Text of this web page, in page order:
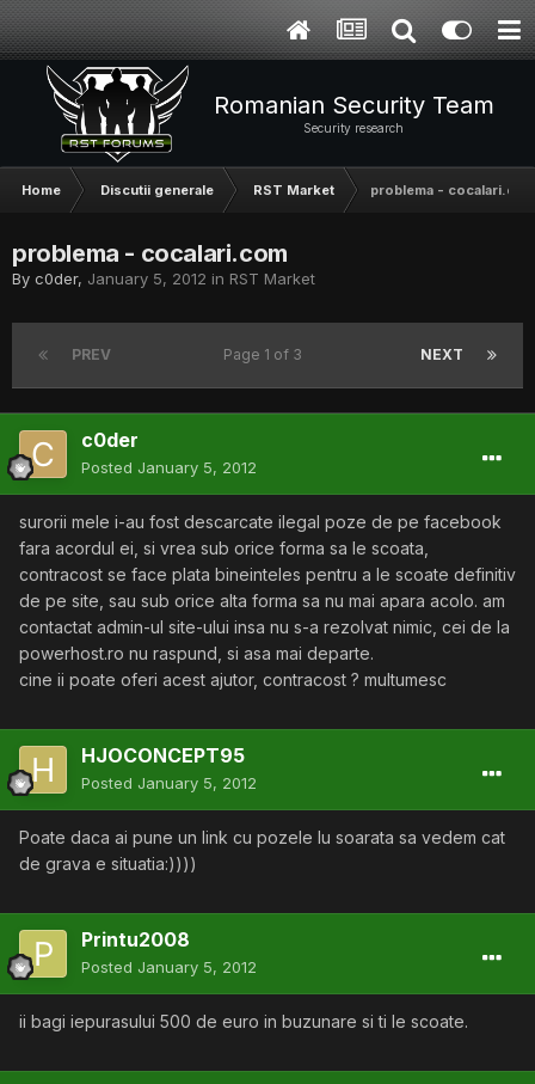
Romanian Security Team
Security research
Home Discutii generale RST Market problema - cocalari.com
problema - cocalari.com
By c0der, January 5, 2012 in RST Market
PREV NEXT
Page 1 of 3
c0der
Posted January 5, 2012
surorii mele i-au fost descarcate ilegal poze de pe facebook
fara acordul ei, si vrea sub orice forma sa le scoata,
contracost se face plata bineinteles pentru a le scoate definitiv
de pe site, sau sub orice alta forma sa nu mai apara acolo. am
contactat admin-ul site-ului insa nu s-a rezolvat nimic, cei de la
powerhost.ro nu raspund, si asa mai departe.
cine ii poate oferi acest ajutor, contracost ? multumesc
HJOCONCEPT95
Posted January 5, 2012
Poate daca ai pune un link cu pozele lu soarata sa vedem cat
de grava e situatia:))))
Printu2008
Posted January 5, 2012
ii bagi iepurasului 500 de euro in buzunare si ti le scoate.